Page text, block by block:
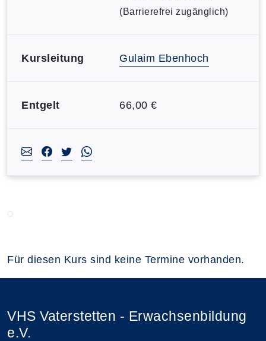
(Barrierefrei zugänglich)
Kursleitung Gulaim Ebenhoch
Entgelt 66,00 €
Für diesen Kurs sind keine Termine vorhanden.
VHS Vaterstetten - Erwachsenbildung
e.V.